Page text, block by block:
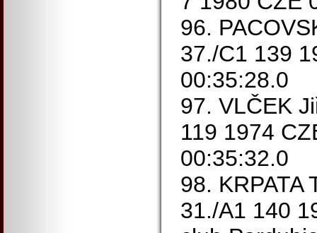
96.
37./C1 139
00:35:28.0
97. VLČEK
119 1974
00:35:32.0
98. KRPATA
31./A1 140